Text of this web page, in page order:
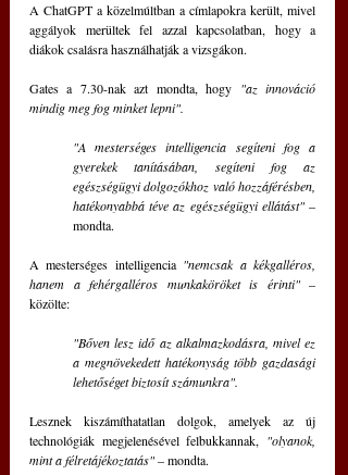
A ChatGPT a közelmúltban a címlapokra került, mivel
aggályok merültek fel azzal kapcsolatban, hogy a
diákok csalásra használhatják a vizsgákon.
Gates a 7.30-nak azt mondta, hogy "az innováció
mindig meg fog minket lepni".
"A mesterséges intelligencia segíteni fog a
gyerekek tanításában, segíteni fog az
egészségügyi dolgozókhoz való hozzáférésben,
hatékonyabbá téve az egészségügyi ellátást" –
mondta.
A mesterséges intelligencia "nemcsak a kékgalléros,
hanem a fehérgalléros munkaköröket is érinti" –
közölte:
"Bőven lesz idő az alkalmazkodásra, mivel ez
a megnövekedett hatékonyság több gazdasági
lehetőséget biztosít számunkra".
Lesznek kiszámíthatatlan dolgok, amelyek az új
technológiák megjelenésével felbukkannak, "olyanok,
mint a félretájékoztatás" – mondta.